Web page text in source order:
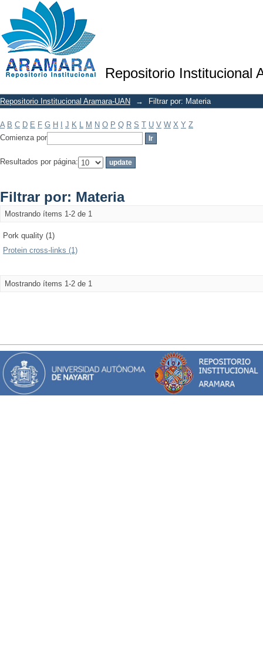
Repositorio Institucional
Filtrar por: Materia
Repositorio Institucional Aramara-UAN → Filtrar por: Materia
A B C D E F G H J K L M N O P Q R S T U V W X Y Z
Comienza por
Resultados por página:
Filtrar por: Materia
Mostrando ítems 1-2 de 1
Pork quality (1)
Protein cross-links (1)
Mostrando ítems 1-2 de 1